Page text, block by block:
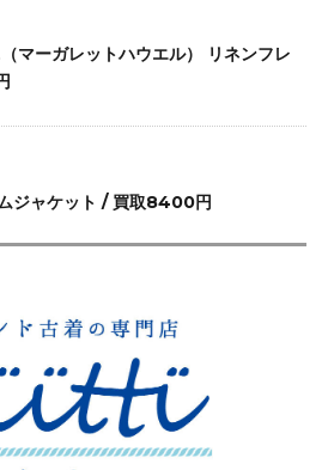
ーガレットハウエル） リネンフレ
ジャケット / 買取8400円